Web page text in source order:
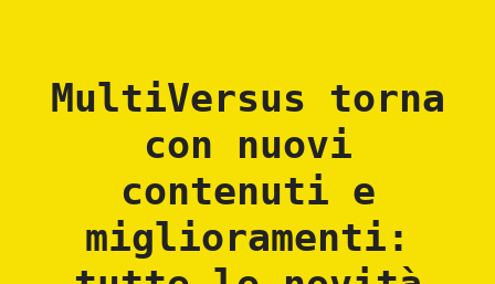
MultiVersus torna
con nuovi
contenuti e
miglioramenti: